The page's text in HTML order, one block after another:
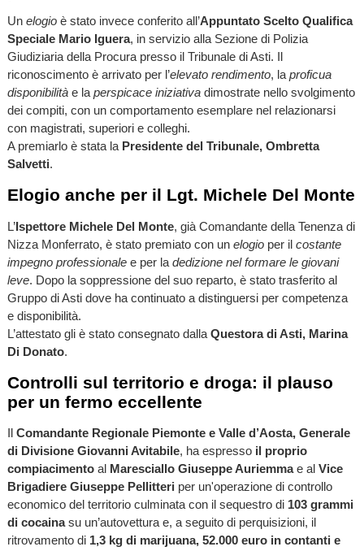
Un elogioè stato invece conferito all’Appuntato Scelto Qualifica
Speciale Mario Iguera, in servizio alla Sezione di Polizia
Giudiziaria della Procura presso il Tribunale di Asti. Il
riconoscimento è arrivato per l’elevato rendimento, la proficua
disponibilitàe la perspicace iniziativadimostrate nello svolgimento
dei compiti, con un comportamento esemplare nel relazionarsi
con magistrati, superiori e colleghi.
A premiarlo è stata la Presidente del Tribunale, Ombretta
Salvetti.
Elogio anche per il Lgt. Michele Del Monte
L’Ispettore Michele Del Monte, già Comandante della Tenenza di
Nizza Monferrato, è stato premiato con un elogioper il costante
impegno professionalee per la dedizione nel formare le giovani
leve. Dopo la soppressione del suo reparto, è stato trasferito al
Gruppo di Asti dove ha continuato a distinguersi per competenza
e disponibilità.
L’attestato gli è stato consegnato dalla Questora di Asti, Marina
Di Donato.
Controlli sul territorio e droga: il plauso
per un fermo eccellente
Il Comandante Regionale Piemonte e Valle d’Aosta, Generale
di Divisione Giovanni Avitabile, ha espresso il proprio
compiacimentoal Maresciallo Giuseppe Auriemmae al Vice
Brigadiere Giuseppe Pellitteri per un'operazione di controllo
economico del territorio culminata con il sequestro di 103 grammi
di cocainasu un’autovettura e, a seguito di perquisizioni, il
ritrovamento di 1,3 kg di marijuana, 52.000 euro in contanti e